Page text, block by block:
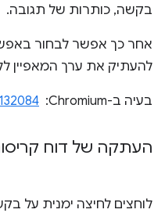
בקשה, כותרות של תגובה.
אחר כך אפשר לבחור
להעתיק את ערך המאפיין
בעיה ב-Chromium: ‏
העתקה של דוח
לוחצים לחיצה ימנית על